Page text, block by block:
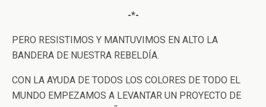
-*-
PERO RESISTIMOS Y MANTUVIMOS EN ALTO LA
BANDERA DE NUESTRA REBELDÍA.
CON LA AYUDA DE TODOS LOS COLORES DE TODO EL
MUNDO EMPEZAMOS A LEVANTAR UN PROYECTO DE